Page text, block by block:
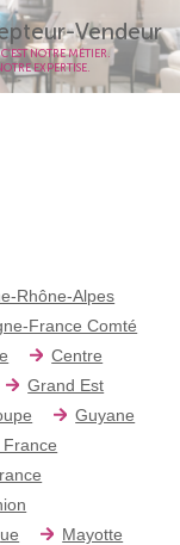
Vendeur
NOTRE MÉTIER.
EXPERTISE.
Rhône-Alpes
France Comté
Centre
Grand Est
Guyane
Mayotte